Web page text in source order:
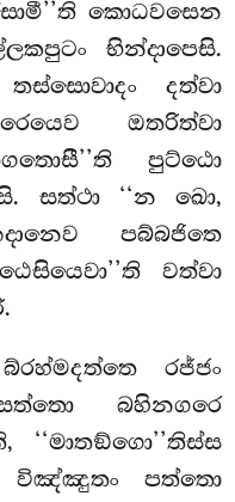
කොධවසෙන
භින්දාපෙසි.
දත්වා
ඔතරිත්වා
පුට්ඨො
සත්ථා ‘‘න ඛො,
පබ්බජිතෙ
වත්වා
රජ්ජං
බහිනගරෙ
විඤ්ඤුතං පත්තො